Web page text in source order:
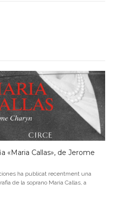
«Maria Callas», de Jerome
ha publicat recentment una
de la soprano Maria Callas, a